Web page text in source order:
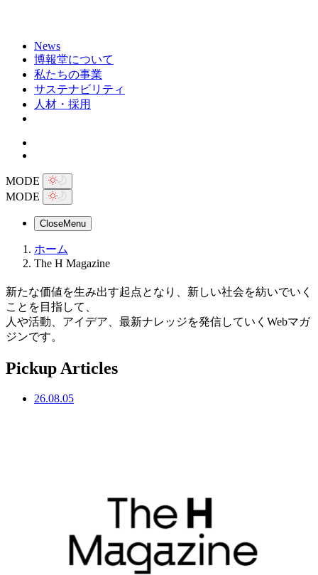
News
博報堂について
私たちの事業
サステナビリティ
人材・採用
MODE
MODE
CloseMenu
ホーム
The H Magazine
新たな価値を生み出す起点となり、新しい社会を紡いでいく
ことを目指して、
人や活動、アイデア、最新ナレッジを発信していくWebマガ
ジンです。
Pickup Articles
26.08.05